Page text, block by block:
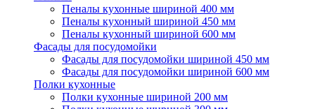
Пеналы кухонные шириной 400 мм
Пеналы кухонный шириной 450 мм
Пеналы кухонный шириной 600 мм
Фасады для посудомойки
Фасады для посудомойки шириной 450 мм
Фасады для посудомойки шириной 600 мм
Полки кухонные
Полки кухонные шириной 200 мм